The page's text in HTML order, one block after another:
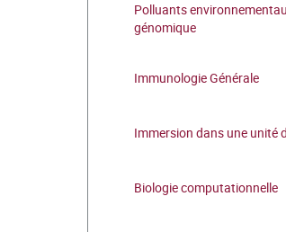
Polluants
génomique
Immunologie Générale
Immersion dans une unité
Biologie computationnelle